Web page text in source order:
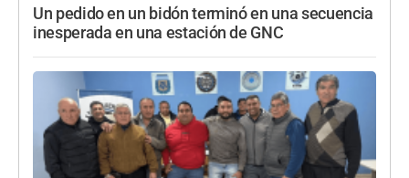
Un pedido en un bidón terminó en una secuencia
inesperada en una estación de GNC